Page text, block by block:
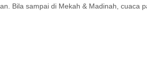
Bila sampai di Mekah & Madinah, cuaca